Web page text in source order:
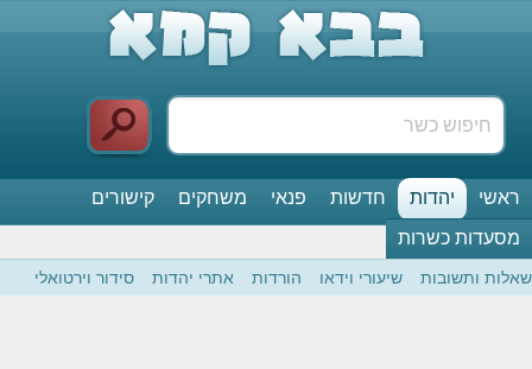
ראשי יהדות חדשות פנאי משחקים
קישורים
מסעדות כשרות
שאלות ותשובות שיעורי וידאו הורדות אתרי יהדות סידור וירטואלי